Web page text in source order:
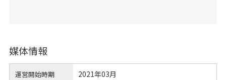
媒体情報
運営開始時期 2021年03月